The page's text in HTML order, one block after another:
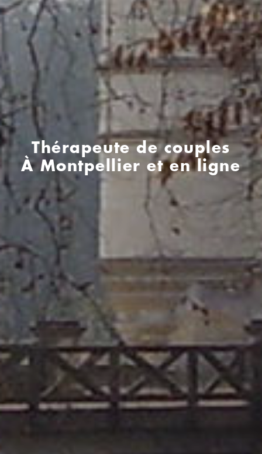
Thérapeute de couples
À Montpellier et en ligne